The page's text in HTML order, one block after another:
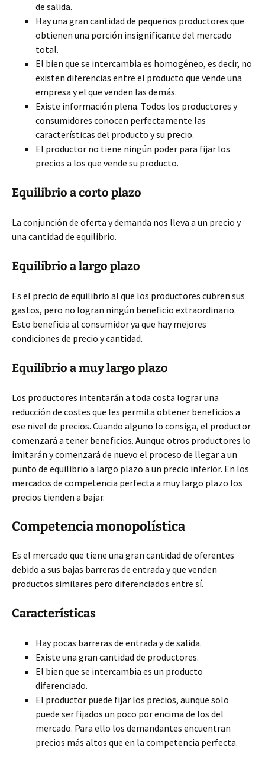
de salida.
Hay una gran cantidad de pequeños productores que
obtienen una porción insignificante del mercado
total.
El bien que se intercambia es homogéneo, es decir, no
existen diferencias entre el producto que vende una
empresa y el que venden las demás.
Existe información plena. Todos los productores y
consumidores conocen perfectamente las
características del producto y su precio.
El productor no tiene ningún poder para fijar los
precios a los que vende su producto.
Equilibrio a corto plazo
La conjunción de oferta y demanda nos lleva a un precio y
una cantidad de equilibrio.
Equilibrio a largo plazo
Es el precio de equilibrio al que los productores cubren sus
gastos, pero no logran ningún beneficio extraordinario.
Esto beneficia al consumidor ya que hay mejores
condiciones de precio y cantidad.
Equilibrio a muy largo plazo
Los productores intentarán a toda costa lograr una
reducción de costes que les permita obtener beneficios a
ese nivel de precios. Cuando alguno lo consiga, el productor
comenzará a tener beneficios. Aunque otros productores lo
imitarán y comenzará de nuevo el proceso de llegar a un
punto de equilibrio a largo plazo a un precio inferior. En los
mercados de competencia perfecta a muy largo plazo los
precios tienden a bajar.
Competencia monopolística
Es el mercado que tiene una gran cantidad de oferentes
debido a sus bajas barreras de entrada y que venden
productos similares pero diferenciados entre sí.
Características
Hay pocas barreras de entrada y de salida.
Existe una gran cantidad de productores.
El bien que se intercambia es un producto
diferenciado.
El productor puede fijar los precios, aunque solo
puede ser fijados un poco por encima de los del
mercado. Para ello los demandantes encuentran
precios más altos que en la competencia perfecta.